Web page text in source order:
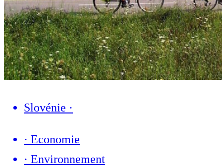
Slovénie ·
· Economie
· Environnement